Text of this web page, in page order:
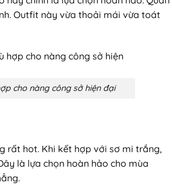
Outfit này vừa thoải mái vừa toát
cho nàng công sở hiện đại
rất hot. Khi kết hợp với sơ mi trắng,
là lựa chọn hoàn hảo cho mùa